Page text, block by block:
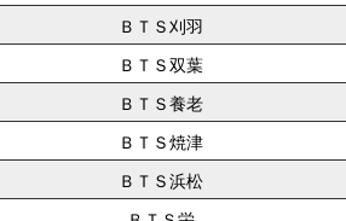
ＢＴＳ刈羽
ＢＴＳ双葉
ＢＴＳ養老
ＢＴＳ焼津
ＢＴＳ浜松